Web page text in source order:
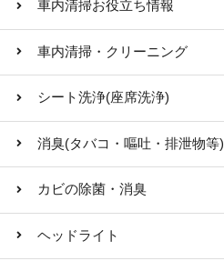
車内清掃お役立ち情報
車内清掃・クリーニング
シート洗浄(座席洗浄)
消臭(タバコ・嘔吐・排泄物等)
カビの除菌・消臭
ヘッドライト